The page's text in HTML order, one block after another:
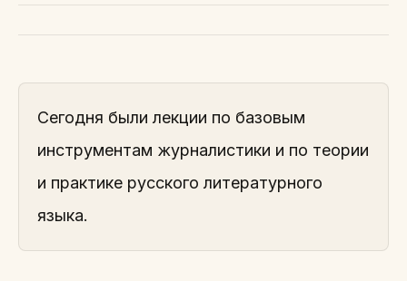
Сегодня были лекции по базовым
инструментам журналистики и по теории
и практике русского литературного
языка.